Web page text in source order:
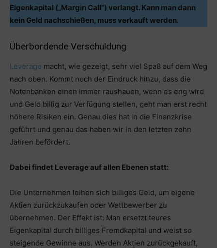
Eigenkapital („Margin Call“) verlangt. Kann man dann
kein Geld nachschießen, muss verkauft werden.
Überbordende Verschuldung
Leverage macht, wie gezeigt, sehr viel Spaß auf dem Weg
nach oben. Kommt noch der Eindruck hinzu, dass die
Notenbanken einen immer raushauen, wenn es eng wird
und Geld billig zur Verfügung stellen, geht man erst recht
höhere Risiken ein. Genau dies hat in die Finanzkrise
geführt und genau das haben wir in den letzten zehn
Jahren befördert.
Dabei findet Leverage auf allen Ebenen statt:
Die Unternehmen leihen sich billiges Geld, um eigene
Aktien zurückzukaufen oder Wettbewerber zu
übernehmen. Der Effekt ist: Man ersetzt teures
Eigenkapital durch billiges Fremdkapital und weist so
steigende Gewinne aus. Werden Aktien zurückgekauft,